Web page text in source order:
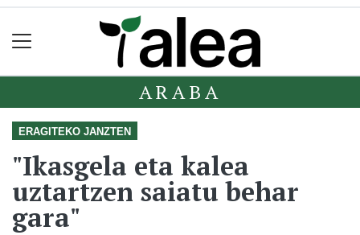
ARABA
ERAGITEKO JANZTEN
"Ikasgela eta kalea
uztartzen saiatu behar
gara"